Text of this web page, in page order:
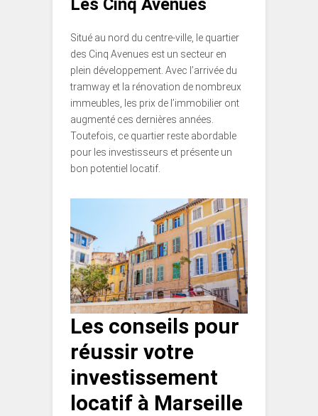
Les Cinq Avenues
Situé au nord du centre-ville, le quartier
des Cinq Avenues est un secteur en
plein développement. Avec l’arrivée du
tramway et la rénovation de nombreux
immeubles, les prix de l’immobilier ont
augmenté ces dernières années.
Toutefois, ce quartier reste abordable
pour les investisseurs et présente un
bon potentiel locatif.
Les conseils pour
réussir votre
investissement
locatif à Marseille